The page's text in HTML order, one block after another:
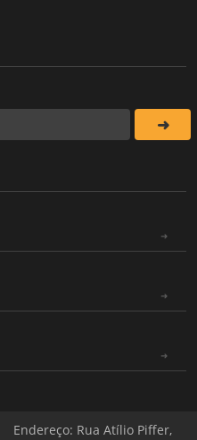
Endereço: Rua Atílio Piffer,